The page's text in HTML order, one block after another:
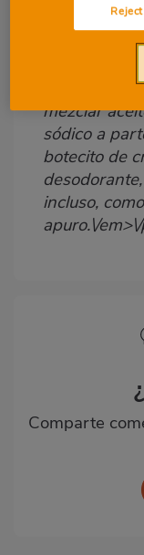
Un truco de
mezclar
sódico a
botecito de
incluso,
apuro.\/
Comparte